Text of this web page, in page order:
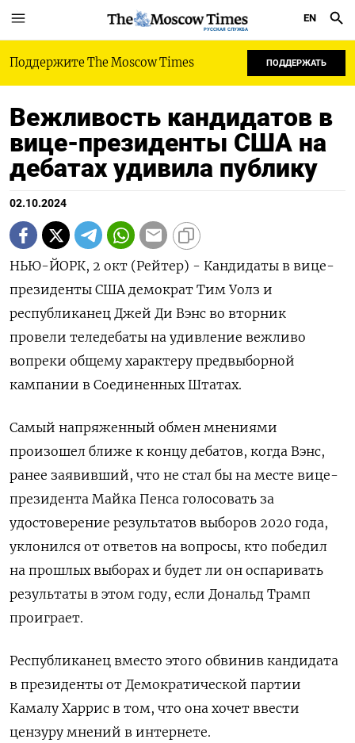
РУССКАЯ СЛУЖБА
EN
Поддержите The Moscow Times ПОДДЕРЖАТЬ
Вежливость кандидатов в
вице-президенты США на
дебатах удивила публику
02.10.2024
НЬЮ-ЙОРК, 2 окт (Рейтер) - Кандидаты в вице-
президенты США демократ Тим Уолз и
республиканец Джей Ди Вэнс во вторник
провели теледебаты на удивление вежливо
вопреки общему характеру предвыборной
кампании в Соединенных Штатах.
Самый напряженный обмен мнениями
произошел ближе к концу дебатов, когда Вэнс,
ранее заявивший, что не стал бы на месте вице-
президента Майка Пенса голосовать за
удостоверение результатов выборов 2020 года,
уклонился от ответов на вопросы, кто победил
на прошлых выборах и будет ли он оспаривать
результаты в этом году, если Дональд Трамп
проиграет.
Республиканец вместо этого обвинив кандидата
в президенты от Демократической партии
Камалу Харрис в том, что она хочет ввести
цензуру мнений в интернете.